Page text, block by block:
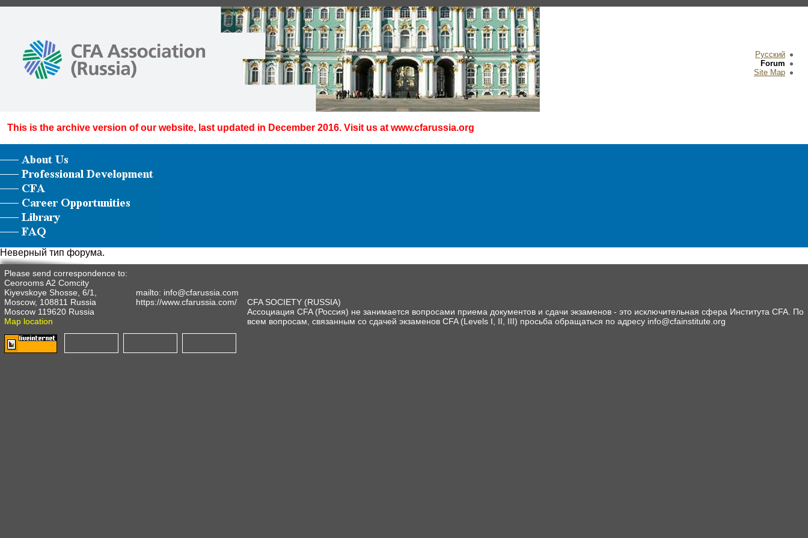
Русский
Forum
Site Map
This is the archive version of our website, last updated in December 2016. Visit us at www.cfarussia.org
Неверный тип форума.
Please send correspondence to:
Ceorooms A2 Comcity
Kiyevskoye Shosse, 6/1,
Moscow, 108811 Russia
Moscow 119620 Russia
Map location
mailto: info@cfarussia.com
https://www.cfarussia.com/
CFA SOCIETY (RUSSIA)
Ассоциация CFA (Россия) не занимается вопросами приема документов и сдачи экзаменов - это исключительная сфера Института CFA. По
всем вопросам, связанным со сдачей экзаменов CFA (Levels I, II, III) просьба обращаться по адресу info@cfainstitute.org